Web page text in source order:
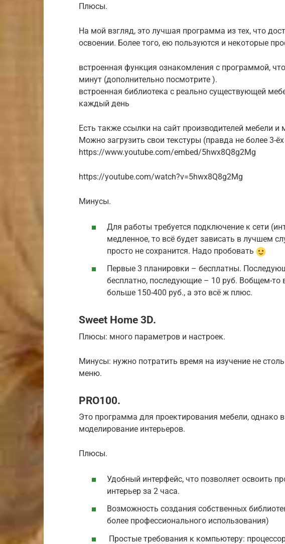
Плюсы.
На мой взгляд, это лучшая программа из тех, что
освоении. Более того, ею пользуются и некоторые
встроенная функция ознакомления с программой,
минут (дополнительно посмотрите ).
встроенная библиотека с реально существующей
каждый день
Есть также ссылки на сайт производителей мебели
Можно загрузить свои текстуры (правда не более 3-
https://www.youtube.com/embed/5hwx8Q8g2Mg
https://youtube.com/watch?v=5hwx8Q8g2Mg
Минусы.
Для работы требуется подключение к сети
медленное, то всё будет зависать в лучшем
просто не сохранится. Надо пробовать
Первые 3 планировки – бесплатны.
бесплатно, последующие – 10 руб. Вобщем-то
больше 150-400 руб., а это всё ж плюс.
Sweet Home 3D.
Плюсы: много параметров и настроек.
Минусы: нужно потратить время на изучение не
меню.
PRO100.
Это программа для проектирования мебели, однако
моделирование интерьеров.
Плюсы.
Удобный интерфейс, что позволяет освоить
интерьер за 2 часа.
Возможность создания собственных
более профессионального использования)
Простые требования к компьютеру: